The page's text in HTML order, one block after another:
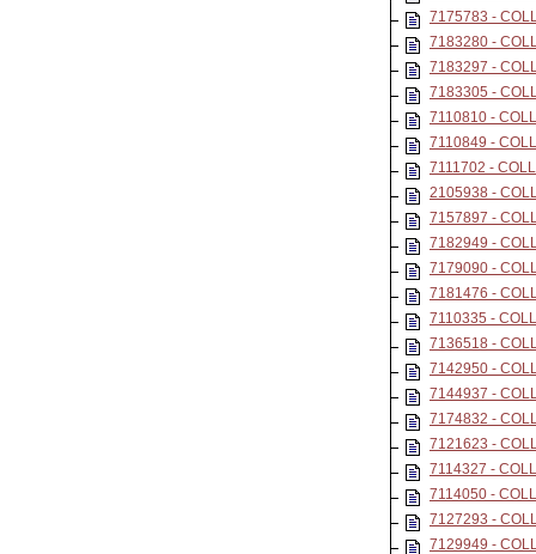
7175783 -
7183280 -
7183297 -
7183305 -
7110810 -
7110849 -
7111702 -
2105938 -
7157897 -
7182949 -
7179090 -
7181476 -
7110335 -
7136518 -
7142950 -
7144937 -
7174832 -
7121623 -
7114327 -
7114050 -
7127293 -
7129949 -